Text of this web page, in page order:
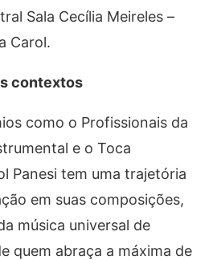
Sala Cecília Meireles –
Carol.
contextos
como o Profissionais da
e o Toca
Panesi tem uma trajetória
em suas composições,
música universal de
quem abraça a máxima de